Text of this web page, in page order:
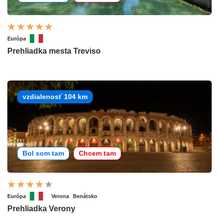
Európa
Prehliadka mesta Treviso
vzdialenosť 104 km
Bol som tam Chcem tam
Európa Verona Benátsko
Prehliadka Verony